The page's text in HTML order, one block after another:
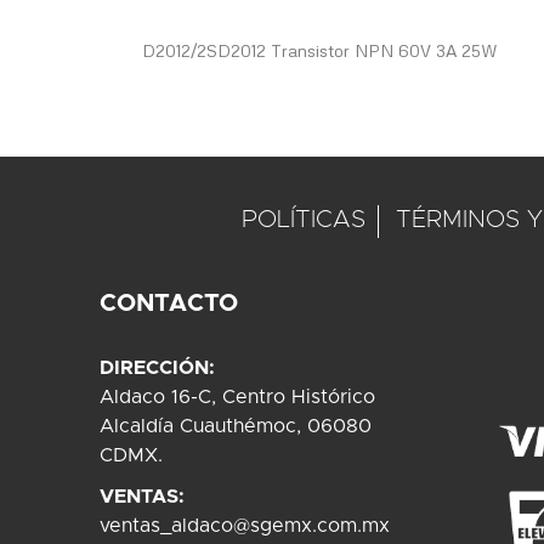
D2012/2SD2012 Transistor NPN 60V 3A 25W
POLÍTICAS TÉRMINOS
CONTACTO
DIRECCIÓN:
Aldaco 16-C, Centro Histórico
Alcaldía Cuauthémoc, 06080
CDMX.
VENTAS:
ventas_aldaco@sgemx.com.mx